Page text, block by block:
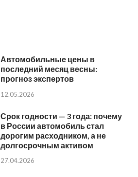
Автомобильные цены в
последний месяц весны:
прогноз экспертов
12.05.2026
Срок годности — 3 года: почему
в России автомобиль стал
дорогим расходником, а не
долгосрочным активом
27.04.2026